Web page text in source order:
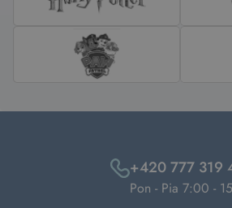
+420 777 319
Pon - Pia 7:00 -